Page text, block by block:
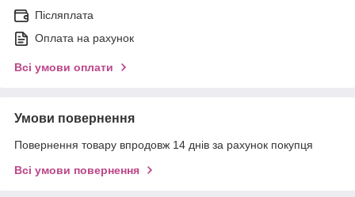
Післяплата
Оплата на рахунок
Всі умови оплати
Умови повернення
Повернення товару впродовж 14 днів за рахунок покупця
Всі умови повернення